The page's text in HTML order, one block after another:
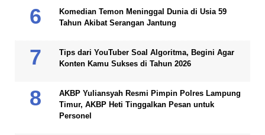
Komedian Temon Meninggal Dunia di Usia 59
Tahun Akibat Serangan Jantung
Tips dari YouTuber Soal Algoritma, Begini Agar
Konten Kamu Sukses di Tahun 2026
AKBP Yuliansyah Resmi Pimpin Polres Lampung
Timur, AKBP Heti Tinggalkan Pesan untuk
Personel